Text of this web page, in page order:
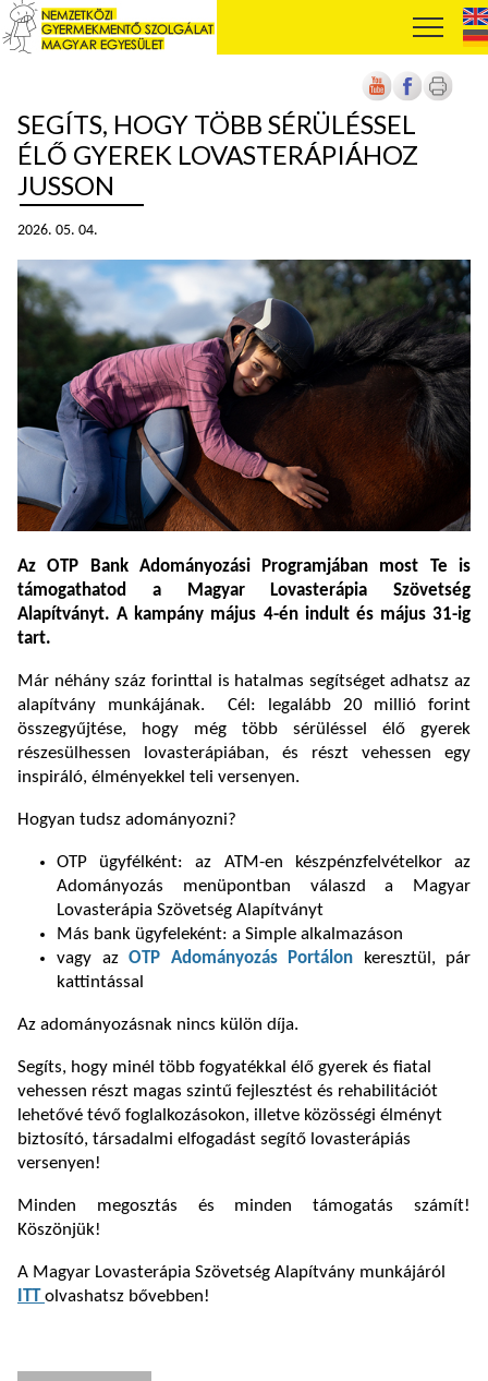
SEGÍTS, HOGY TÖBB SÉRÜLÉSSEL
ÉLŐ GYEREK LOVASTERÁPIÁHOZ
JUSSON
2026. 05. 04.
Az OTP Bank Adományozási Programjában most Te is
támogathatod a Magyar Lovasterápia Szövetség
Alapítványt. A kampány május 4-én indult és május 31-ig
tart.
Már néhány száz forinttal is hatalmas segítséget adhatsz az
alapítvány munkájának. Cél: legalább 20 millió forint
összegyűjtése, hogy még több sérüléssel élő gyerek
részesülhessen lovasterápiában, és részt vehessen egy
inspiráló, élményekkel teli versenyen.
Hogyan tudsz adományozni?
OTP ügyfélként: az ATM-en készpénzfelvételkor az
Adományozás menüpontban válaszd a Magyar
Lovasterápia Szövetség Alapítványt
Más bank ügyfeleként: a Simple alkalmazáson
vagy az OTP Adományozás Portálon keresztül, pár
kattintással
Az adományozásnak nincs külön díja.
Segíts, hogy minél több fogyatékkal élő gyerek és fiatal
vehessen részt magas szintű fejlesztést és rehabilitációt
lehetővé tévő foglalkozásokon, illetve közösségi élményt
biztosító, társadalmi elfogadást segítő lovasterápiás
versenyen!
Minden megosztás és minden támogatás számít!
Köszönjük!
A Magyar Lovasterápia Szövetség Alapítvány munkájáról
ITTolvashatsz bővebben!